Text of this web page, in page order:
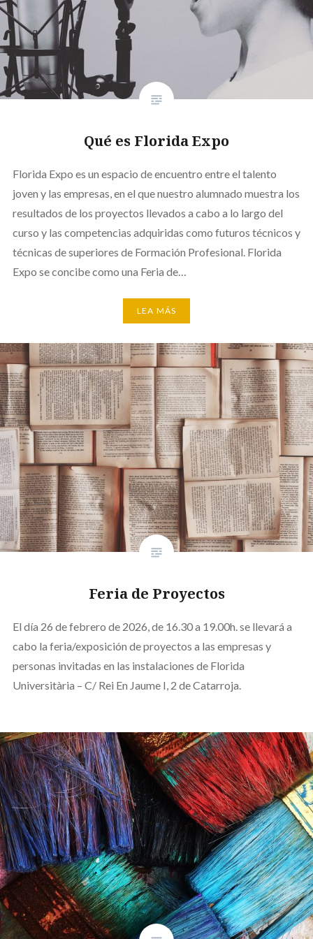
Qué es Florida Expo
Florida Expo es un espacio de encuentro entre el talento
joven y las empresas, en el que nuestro alumnado muestra los
resultados de los proyectos llevados a cabo a lo largo del
curso y las competencias adquiridas como futuros técnicos y
técnicas de superiores de Formación Profesional. Florida
Expo se concibe como una Feria de…
LEA MÁS
Feria de Proyectos
El día 26 de febrero de 2026, de 16.30 a 19.00h. se llevará a
cabo la feria/exposición de proyectos a las empresas y
personas invitadas en las instalaciones de Florida
Universitària – C/ Rei En Jaume I, 2 de Catarroja.